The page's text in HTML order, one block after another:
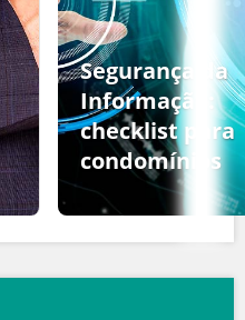
Segurança da
Informação:
checklist para
condomínios